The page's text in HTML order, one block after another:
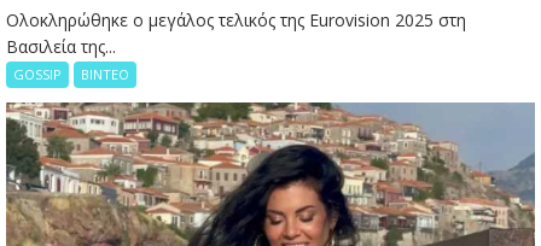
Ολοκληρώθηκε ο μεγάλος τελικός της Eurovision 2025 στη
Βασιλεία της...
GOSSIP ΒΙΝΤΕΟ